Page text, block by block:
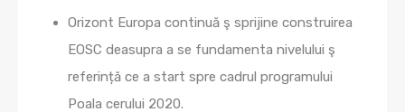
Orizont Europa continuă ş sprijine construirea
EOSC deasupra a se fundamenta nivelului ş
referință ce a start spre cadrul programului
Poala cerului 2020.